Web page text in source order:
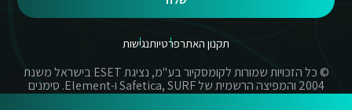
תקנון האתרפרטיותנגישות
© כל הזכויות שמורות לקומסקיור בע"מ, נציגת ESET בישראל משנת
2004 והמפיצה הרשמית של Safetica, SURF ו-Element. סימנים
מסחריים אשר בשימוש באתר זה הינם סימנים מסחריים או מותגים